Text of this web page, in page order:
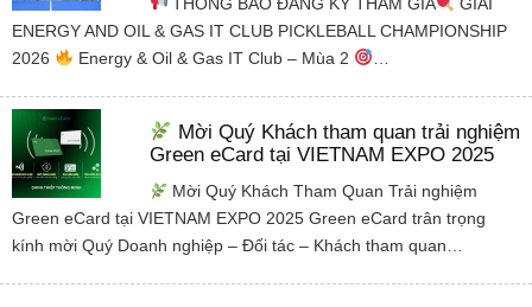
ENERGY AND OIL & GAS IT CLUB PICKLEBALL CHAMPIONSHIP
2026
Energy & Oil & Gas IT Club – Mùa 2
Mời Quý Khách tham quan trải nghiệm
Green eCard tại VIETNAM EXPO 2025
Mời Quý Khách Tham Quan Trải nghiệm
Green eCard tại VIETNAM EXPO 2025 Green eCard trân trọng
kính mời Quý Doanh nghiệp – Đối tác – Khách tham quan…